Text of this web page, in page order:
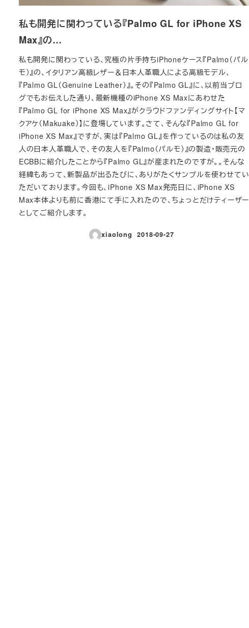
私も開発に関わっている『Palmo GL for iPhone XS
Max』の…
私も開発に関わっている、究極の片手持ちiPhoneケース『Palmo（パル
モ）』の、イタリアン高級レザー＆日本人革職人による高級モデル、
『Palmo GL（Genuine Leather）』。その『Palmo GL』に、以前当ブロ
グでもお伝えした通り、最新機種のiPhone XS Maxにあわせた
『Palmo GL for iPhone XS Max』がクラウドファンディングサイト【マ
クアケ（Makuake）】に登場しています。さて、そんな『Palmo GL for
iPhone XS Max』ですが、実は『Palmo GL』を作っているのは私の友
人の日本人革職人で、その友人を『Palmo（パルモ）』の製造・販売元の
ECBBに紹介したことから『Palmo GL』が産まれたのですが。。そんな
経緯もあって、新製品が出るたびに、ありがたくサンプルを使わせてい
ただいております。今回も、iPhone XS Max発売日に、iPhone XS
Max本体よりも前に香港にて手に入れたので、ちょっとだけティーザー
としてご紹介します。
xiaolong
投稿日
2018-09-27